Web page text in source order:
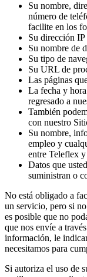
Su nombre,
número de
facilite en los
Su dirección IP
Su nombre de
Su tipo de
Su URL de
Las páginas
La fecha y
regresado a
También
con nuestro
Su nombre,
empleo y
entre Teleflex
Datos que
suministran o
No está obligado a
un servicio, pero si
es posible que no
que nos envíe a
información, le
necesitamos para
Si autoriza el uso de